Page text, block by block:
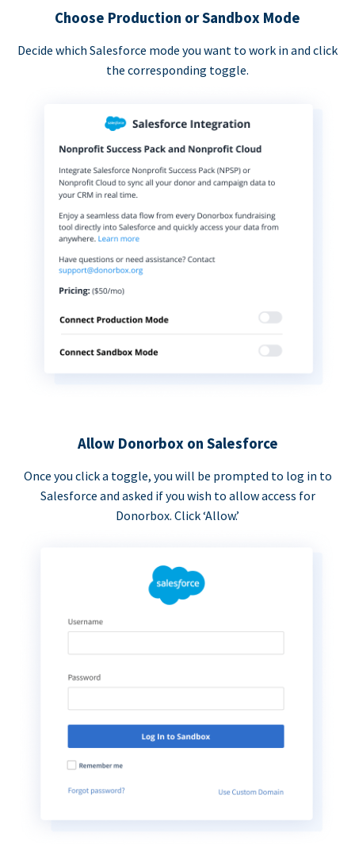
Choose Production or Sandbox Mode
Decide which Salesforce mode you want to work in and click
the corresponding toggle.
Allow Donorbox on Salesforce
Once you click a toggle, you will be prompted to log in to
Salesforce and asked if you wish to allow access for
Donorbox. Click ‘Allow.’